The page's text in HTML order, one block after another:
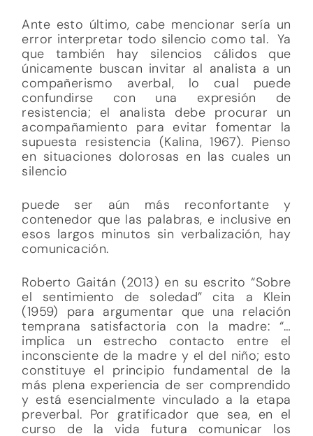
Ante esto último, cabe mencionar sería un
error interpretar todo silencio como tal. Ya
que también hay silencios cálidos que
únicamente buscan invitar al analista a un
compañerismo averbal, lo cual puede
confundirse con una expresión de
resistencia; el analista debe procurar un
acompañamiento para evitar fomentar la
supuesta resistencia (Kalina, 1967). Pienso
en situaciones dolorosas en las cuales un
silencio
puede ser aún más reconfortante y
contenedor que las palabras, e inclusive en
esos largos minutos sin verbalización, hay
comunicación.
Roberto Gaitán (2013) en su escrito “Sobre
el sentimiento de soledad” cita a Klein
(1959) para argumentar que una relación
temprana satisfactoria con la madre: “…
implica un estrecho contacto entre el
inconsciente de la madre y el del niño; esto
constituye el principio fundamental de la
más plena experiencia de ser comprendido
y está esencialmente vinculado a la etapa
preverbal. Por gratificador que sea, en el
curso de la vida futura comunicar los